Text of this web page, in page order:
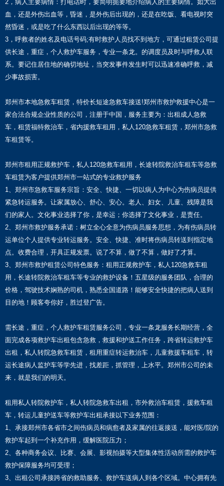
2，病人主要病情：打电话时，要简明扼要地介绍病人的主要病情。如大出
血，还是外伤出血等，昏迷，是外伤后出现的，还是在吃饭、看电视时突
然昏迷，或是吃了什么东西以后出现的等等。
3，呼救者的姓名及电话号码;有时救护人员找不到地方，可通过租赁公司提
供长途，重症，个人救护车服务，专业一条龙。的调度员及时与呼救人联
系。要记住居住地的确切地址，当突发事件发生时可以迅速准确呼救，减
少事故损害。
郑州市本地急救车租赁，特价长短途急救车接送!郑州市救护救援中心是一
家合法合规企业性质的公司，注册于中国，服务主要为：出租成人急救
车，租赁福特救治车，省内援救车租用，私人120急救车租赁，郑州市急救
车租赁等。
郑州市租用正规救护车，私人120急救车租用，长途转院救治车租车等急救
车租赁为客户提供郑州市一站式的专业救护服务
1、郑州市急救车服务宗旨：安全、快捷、一切以病人为中心为伤病员提供
紧急转运服务。让家属放心、舒心、安心。老人、妇女、儿童、残障是我
们的家人。文化事业选择了你，是幸运；你选择了文化事业，是责任。
2、郑州市救护服务承诺：树立全心全意为伤病员服务思想，为有伤病员转
运单位个人提供专业转运服务。安全、快捷、准时将伤病员转送到指定地
点。收费合理，开具正规发票。说了不算，做了不算，做好了才算。
3、郑州市救护租赁公司特色服务：租用正规救护车，私人120急救车租
用，长途转院救治车租车等专业的救护设备！五星级的服务团队，合理的
价格，驾驶技术娴熟的司机，熟悉全国道路！能够安全快捷的把病人送到
目的地！顾客夸你好，胜过登广告。
需长途，重症，个人救护车租赁服务公司，专业一条龙服务长期经营，全
面完成各项救护车出租包含急救，救援和护送工作任务，跨省转运救护车
出租，私人转院急救车租赁，租用重症转运救治车，儿童救援车租车，转
运长途病人监护车等学先进，找差距，抓管理，上水平。郑州市公司的未
来，就是我们的明天。
租用私人转院救护车，私人转院急救车出租，市外救治车租赁，援救车租
车，转运儿童护送车等救护车出租承接以下业务范围：
1、承接郑州市各省市之间伤病员和病愈者及家属的往返接送，能对医/院的
救护车起到一个补充作用，缓解医院压力；
2、各种商务会议、比赛、会展、影视拍摄等大型集体性活动所需的救护车
救护保障服务均可受理；
3、出租公司承接跨省的救助服务、救护车送病人到各个区域。中心拥有先